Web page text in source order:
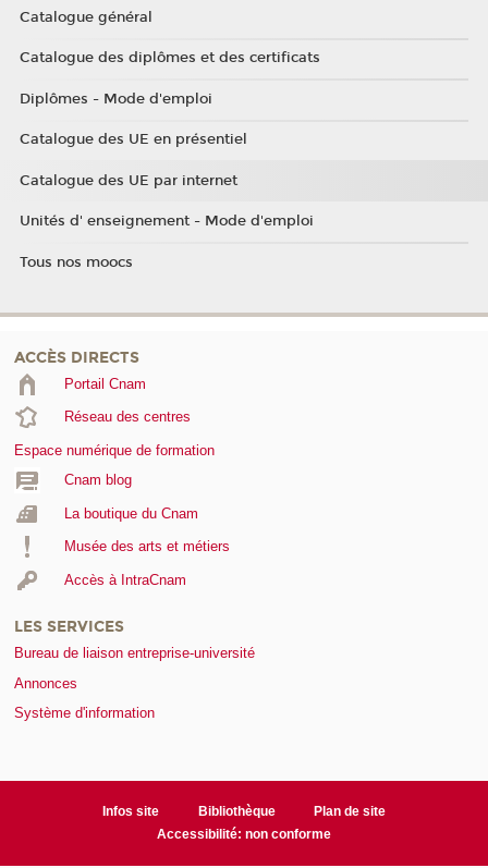
Catalogue général
Catalogue des diplômes et des certificats
Diplômes - Mode d'emploi
Catalogue des UE en présentiel
Catalogue des UE par internet
Unités d' enseignement - Mode d'emploi
Tous nos moocs
ACCÈS DIRECTS
Portail Cnam
Réseau des centres
Espace numérique de formation
Cnam blog
La boutique du Cnam
Musée des arts et métiers
Accès à IntraCnam
LES SERVICES
Bureau de liaison entreprise-université
Annonces
Système d'information
Infos site Bibliothèque
Plan de site
Accessibilité: non conforme